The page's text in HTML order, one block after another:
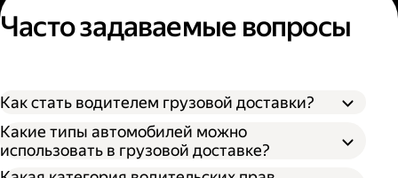
Часто задаваемые вопросы
Как стать водителем грузовой доставки?
Какие типы автомобилей можно
использовать в грузовой доставке?